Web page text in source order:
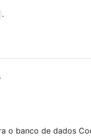
.
o banco de dados